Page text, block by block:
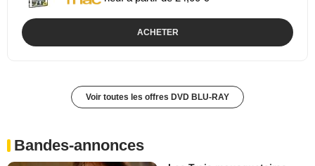
ACHETER
Voir toutes les offres DVD BLU-RAY
Bandes-annonces